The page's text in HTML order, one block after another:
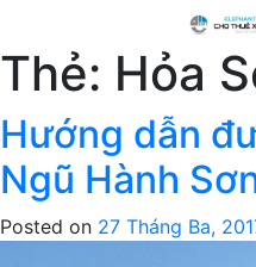
Thẻ: Hỏa
Hướng dẫn
Ngũ Hành
Posted on 27 Tháng Ba,